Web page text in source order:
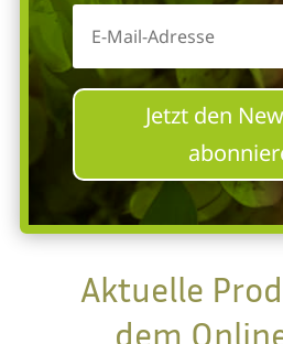
Jetzt den
Aktuelle
dem